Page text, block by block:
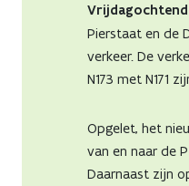
Pierstaat en de
verkeer. De
N173 met N171
Opgelet, het
van en naar de
Daarnaast zijn